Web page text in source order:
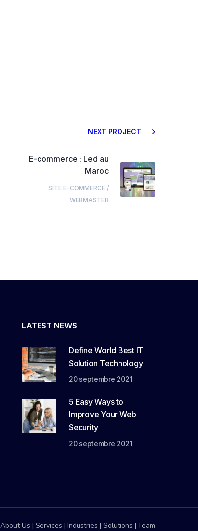
NEXT PROJECT
E-commerce : Led au
Maroc
SITE E-COMMERCE /
WEBMASTER
LATEST NEWS
Define World Best IT
Solution Technology
20 septembre 2021
5 Easy Ways to
Improve Your Web
Security
20 septembre 2021
About Us Services Industries Solutions Team